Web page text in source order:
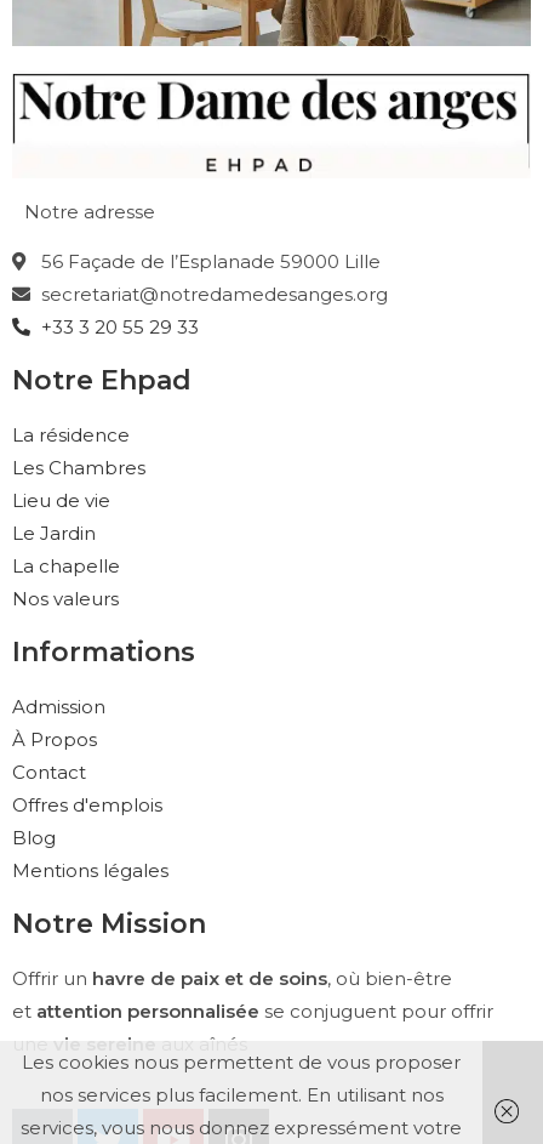
Notre adresse
56 Façade de l’Esplanade 59000 Lille
secretariat@notredamedesanges.org
+33 3 20 55 29 33
Notre Ehpad
La résidence
Les Chambres
Lieu de vie
Le Jardin
La chapelle
Nos valeurs
Informations
Admission
À Propos
Contact
Offres d'emplois
Blog
Mentions légales
Notre Mission
Offrir un havre de paix et de soins, où bien-être
et attention personnalisée se conjuguent pour offrir
une vie sereine aux aînés
Les cookies nous permettent de vous proposer
nos services plus facilement. En utilisant nos
services, vous nous donnez expressément votre